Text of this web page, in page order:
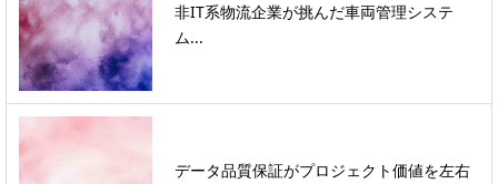
非IT系物流企業が挑んだ車両管理システ
ム...
データ品質保証がプロジェクト価値を左右